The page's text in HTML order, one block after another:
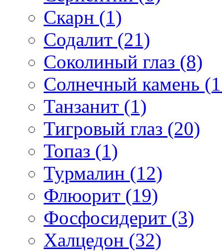
Скарн (1)
Содалит (21)
Соколиный глаз (8)
Солнечный камень
Танзанит (1)
Тигровый глаз (20)
Топаз (1)
Турмалин (12)
Флюорит (19)
Фосфосидерит (3)
Халцедон (32)